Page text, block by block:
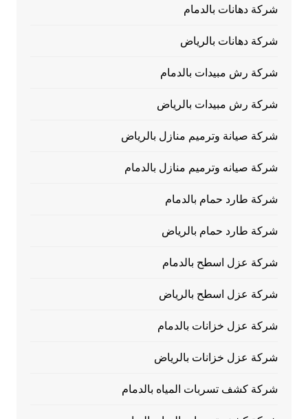
شركة دهانات بالدمام
شركة دهانات بالرياض
شركة رش مبيدات بالدمام
شركة رش مبيدات بالرياض
شركة صيانة وترميم منازل بالرياض
شركة صيانه وترميم منازل بالدمام
شركة طارد حمام بالدمام
شركة طارد حمام بالرياض
شركة عزل اسطح بالدمام
شركة عزل اسطح بالرياض
شركة عزل خزانات بالدمام
شركة عزل خزانات بالرياض
شركة كشف تسربات المياه بالدمام